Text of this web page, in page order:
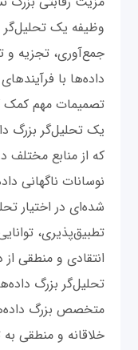
وظیفه یک تحلیل‌گر
جمع‌آوری، تجزیه
داده‌ها با
تصمیمات مهم کمک
یک تحلیل‌گر بزرگ
که از منابع مختلف
نوسانات ناگهانی
شده‌ای در اختیار
تطبیق‌پذیری،
انتقادی و منطقی
تحلیل‌گر بزرگ
متخصص بزرگ
خلاقانه و منطقی